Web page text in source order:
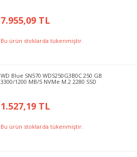
7.955,09 TL
Bu ürün stoklarda tükenmiştir.
WD Blue SN570 WDS250G3B0C 250 GB
3300/1200 MB/S NVMe M.2 2280 SSD
1.527,19 TL
Bu ürün stoklarda tükenmiştir.